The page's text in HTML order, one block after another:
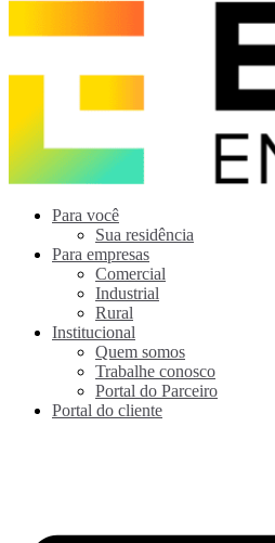
Para você
Sua residência
Para empresas
Comercial
Industrial
Rural
Institucional
Quem somos
Trabalhe conosco
Portal do Parceiro
Portal do cliente